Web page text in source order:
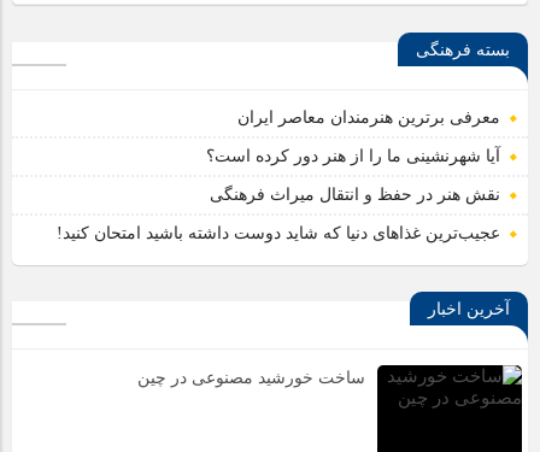
بسته فرهنگی
معرفی برترین هنرمندان معاصر ایران
آیا شهرنشینی ما را از هنر دور کرده است؟
نقش هنر در حفظ و انتقال میراث فرهنگی
عجیب‌ترین غذاهای دنیا که شاید دوست داشته باشید امتحان کنید!
آخرین اخبار
ساخت خورشید مصنوعی در چین